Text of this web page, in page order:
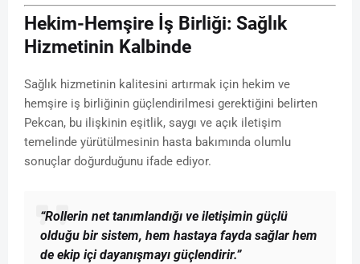
Hekim-Hemşire İş Birliği: Sağlık
Hizmetinin Kalbinde
Sağlık hizmetinin kalitesini artırmak için hekim ve
hemşire iş birliğinin güçlendirilmesi gerektiğini belirten
Pekcan, bu ilişkinin eşitlik, saygı ve açık iletişim
temelinde yürütülmesinin hasta bakımında olumlu
sonuçlar doğurduğunu ifade ediyor.
“Rollerin net tanımlandığı ve iletişimin güçlü
olduğu bir sistem, hem hastaya fayda sağlar hem
de ekip içi dayanışmayı güçlendirir.”